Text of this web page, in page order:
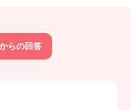
らの回答